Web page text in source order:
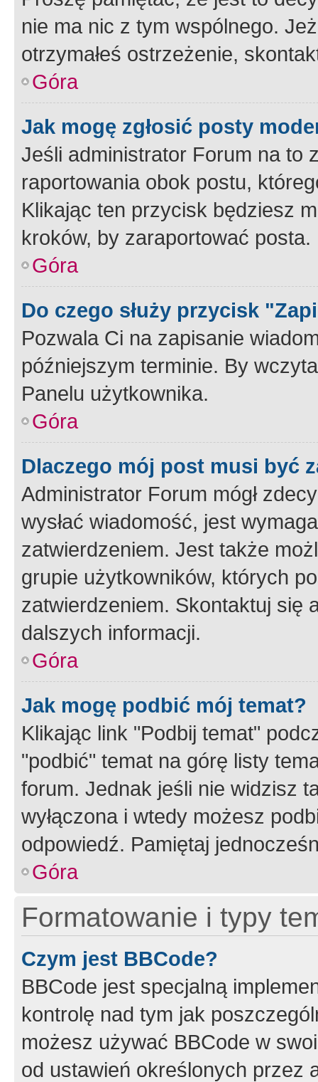
nie ma nic z tym wspólnego.
otrzymałeś ostrzeżenie,
Góra
Jak mogę zgłosić posty
Jeśli administrator Forum na to
raportowania obok postu,
Klikając ten przycisk będziesz
kroków, by zaraportować posta.
Góra
Do czego służy przycisk
Pozwala Ci na zapisanie
późniejszym terminie. By
Panelu użytkownika.
Góra
Dlaczego mój post musi być
Administrator Forum mógł
wysłać wiadomość, jest
zatwierdzeniem. Jest także
grupie użytkowników, których
zatwierdzeniem. Skontaktuj się
dalszych informacji.
Góra
Jak mogę podbić mój temat?
Klikając link "Podbij temat"
"podbić" temat na górę listy
forum. Jednak jeśli nie widzisz
wyłączona i wtedy możesz
odpowiedź. Pamiętaj
Góra
Formatowanie i typy
Czym jest BBCode?
BBCode jest specjalną
kontrolę nad tym jak
możesz używać BBCode w
od ustawień określonych przez